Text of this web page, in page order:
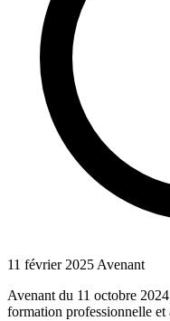
11 février 2025 Avenant
Avenant du 11 octobre
formation professionnelle et